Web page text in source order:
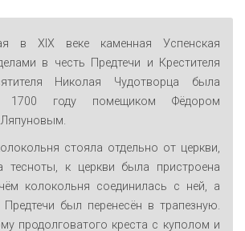
в XIX веке каменная Успенская
в честь Предтечи и Крестителя
Николая Чудотворца была
1700 году помещиком Фёдором
Ляпуновым.
стояла отдельно от церкви,
тесноты, к церкви была пристроена
колокольня соединилась с ней, а
был перенесён в трапезную.
продолговатого креста с куполом и